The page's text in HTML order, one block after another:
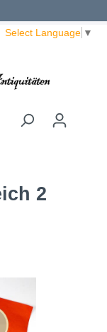
Select Language ▼
2